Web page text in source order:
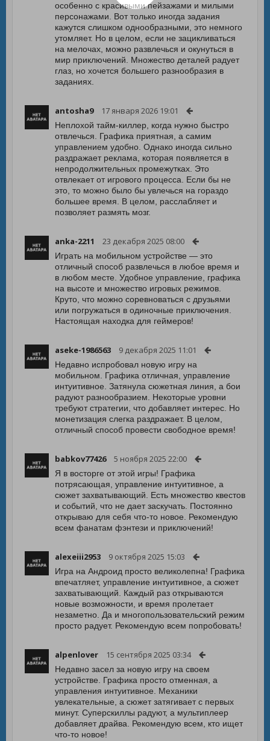
особенно с красивыми пейзажами и милыми
персонажами. Вот только иногда задания
кажутся слишком однообразными, это немного
утомляет. Но в целом, если не зацикливаться
на мелочах, можно развлечься и окунуться в
мир приключений. Множество деталей радует
глаз, но хочется большего разнообразия в
заданиях.
antosha9 17 января 2026 19:01
Неплохой тайм-киллер, когда нужно быстро
отвлечься. Графика приятная, а самим
управлением удобно. Однако иногда сильно
раздражает реклама, которая появляется в
непродолжительных промежутках. Это
отвлекает от игрового процесса. Если бы не
это, то можно было бы увлечься на гораздо
большее время. В целом, расслабляет и
позволяет размять мозг.
anka-2211 23 декабря 2025 08:00
Играть на мобильном устройстве — это
отличный способ развлечься в любое время и
в любом месте. Удобное управление, графика
на высоте и множество игровых режимов.
Круто, что можно соревноваться с друзьями
или погружаться в одиночные приключения.
Настоящая находка для геймеров!
aseke-1986563 9 декабря 2025 11:01
Недавно испробовал новую игру на
мобильном. Графика отличная, управление
интуитивное. Затянула сюжетная линия, а бои
радуют разнообразием. Некоторые уровни
требуют стратегии, что добавляет интерес. Но
монетизация слегка раздражает. В целом,
отличный способ провести свободное время!
babkov77426 5 ноября 2025 22:00
Я в восторге от этой игры! Графика
потрясающая, управление интуитивное, а
сюжет захватывающий. Есть множество квестов
и событий, что не дает заскучать. Постоянно
открываю для себя что-то новое. Рекомендую
всем фанатам фэнтези и приключений!
alexeiii2953 9 октября 2025 15:03
Игра на Андроид просто великолепна! Графика
впечатляет, управление интуитивное, а сюжет
захватывающий. Каждый раз открываются
новые возможности, и время пролетает
незаметно. Да и многопользовательский режим
просто радует. Рекомендую всем попробовать!
alpenlover 15 сентября 2025 03:34
Недавно засел за новую игру на своем
устройстве. Графика просто отменная, а
управления интуитивное. Механики
увлекательные, а сюжет затягивает с первых
минут. Суперскиллы радуют, а мультиплеер
добавляет драйва. Рекомендую всем, кто ищет
что-то новое!